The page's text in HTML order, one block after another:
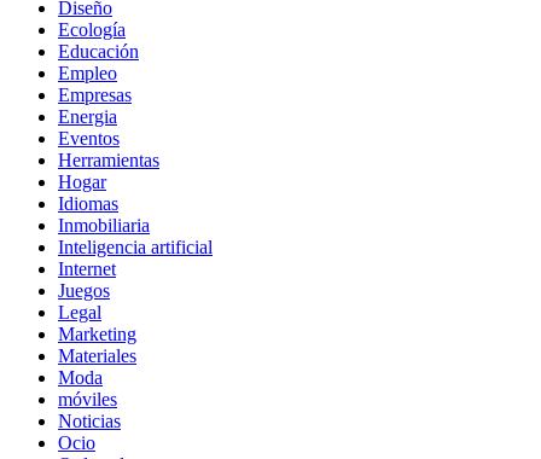
Diseño
Ecología
Educación
Empleo
Empresas
Energia
Eventos
Herramientas
Hogar
Idiomas
Inmobiliaria
Inteligencia artificial
Internet
Juegos
Legal
Marketing
Materiales
Moda
móviles
Noticias
Ocio